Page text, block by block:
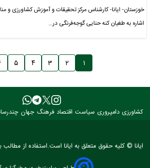
خوزستان- ایانا- کارشناس مرکز تحقیقات و آموزش کشاورزی و
اشاره به طغیان کنه حنایی گوجه‌فرنگی در…
۱ ۲ ۳ ۴ ۵
کشاورزی دامپروری سیاست اقتصاد فرهنگ جهان
ایانا © کلیه حقوق متعلق به ایانا است.استفاده از مطالب